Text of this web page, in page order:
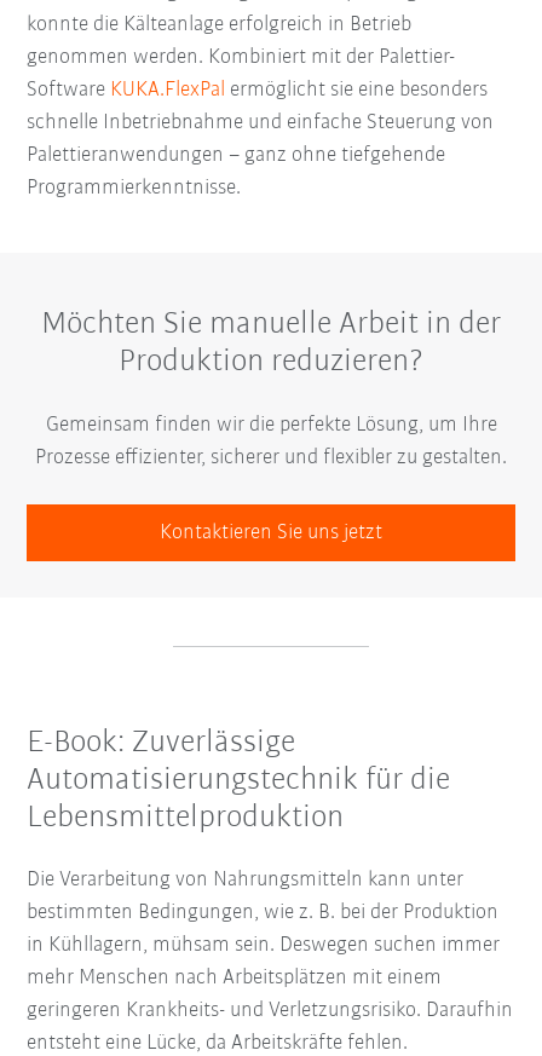
konnte die Kälteanlage erfolgreich in Betrieb
genommen werden. Kombiniert mit der Palettier-
Software KUKA.FlexPal ermöglicht sie eine besonders
schnelle Inbetriebnahme und einfache Steuerung von
Palettieranwendungen – ganz ohne tiefgehende
Programmierkenntnisse.
Möchten Sie manuelle Arbeit in der
Produktion reduzieren?
Gemeinsam finden wir die perfekte Lösung, um Ihre
Prozesse effizienter, sicherer und flexibler zu gestalten.
Kontaktieren Sie uns jetzt
E-Book: Zuverlässige
Automatisierungstechnik für die
Lebensmittelproduktion
Die Verarbeitung von Nahrungsmitteln kann unter
bestimmten Bedingungen, wie z. B. bei der Produktion
in Kühllagern, mühsam sein. Deswegen suchen immer
mehr Menschen nach Arbeitsplätzen mit einem
geringeren Krankheits- und Verletzungsrisiko. Daraufhin
entsteht eine Lücke, da Arbeitskräfte fehlen.